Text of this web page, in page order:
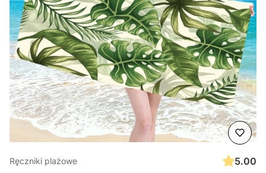
Ręczniki plażowe
5.00